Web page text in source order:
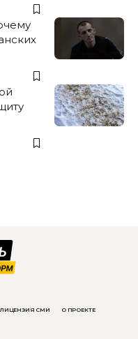
ЛИЦЕНЗИЯ СМИ О ПРОЕКТЕ